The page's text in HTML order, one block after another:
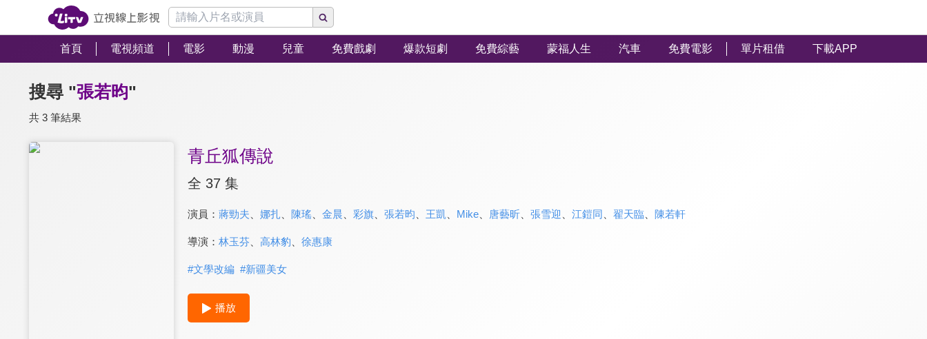
首頁 電視頻道 電影 動漫 兒童 免費戲劇 爆款短劇 免費綜藝 蒙福人生 汽車 免費電影 單片租借 下載APP
搜尋 "張若昀"
共 3 筆結果
青丘狐傳說
全 37 集
演員： 蔣勁夫 娜扎 陳瑤、 金晨 彩旗、 張若昀 王凱 Mike、 唐藝昕、 張雪迎 江鎧同 翟天臨、 陳若軒
導演： 林玉芬 高林豹 徐惠康
#文學改編 #新疆美女
播放